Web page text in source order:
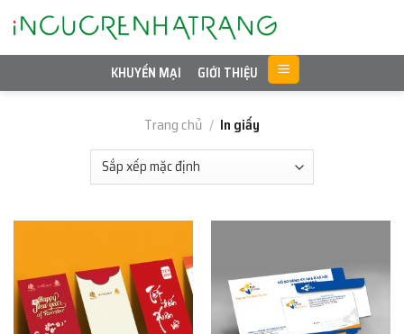
Skip
content
KHUYẾN MẠI GIỚI THIỆU
Trang chủ / In giấy